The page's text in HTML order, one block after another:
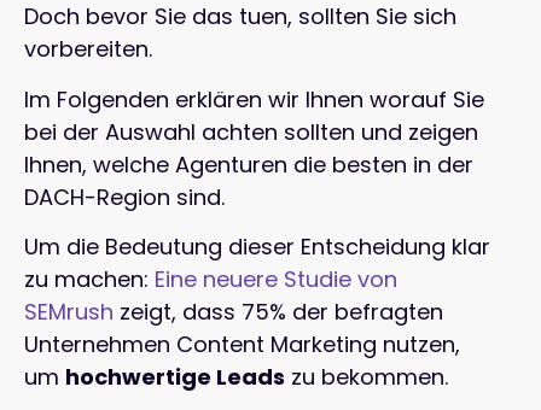
Doch bevor Sie das tuen, sollten Sie sich
vorbereiten.
Im Folgenden erklären wir Ihnen worauf Sie
bei der Auswahl achten sollten und zeigen
Ihnen, welche Agenturen die besten in der
DACH-Region sind.
Um die Bedeutung dieser Entscheidung klar
zu machen: Eine neuere Studie von
SEMrush zeigt, dass 75% der befragten
Unternehmen Content Marketing nutzen,
um hochwertige Leads zu bekommen.